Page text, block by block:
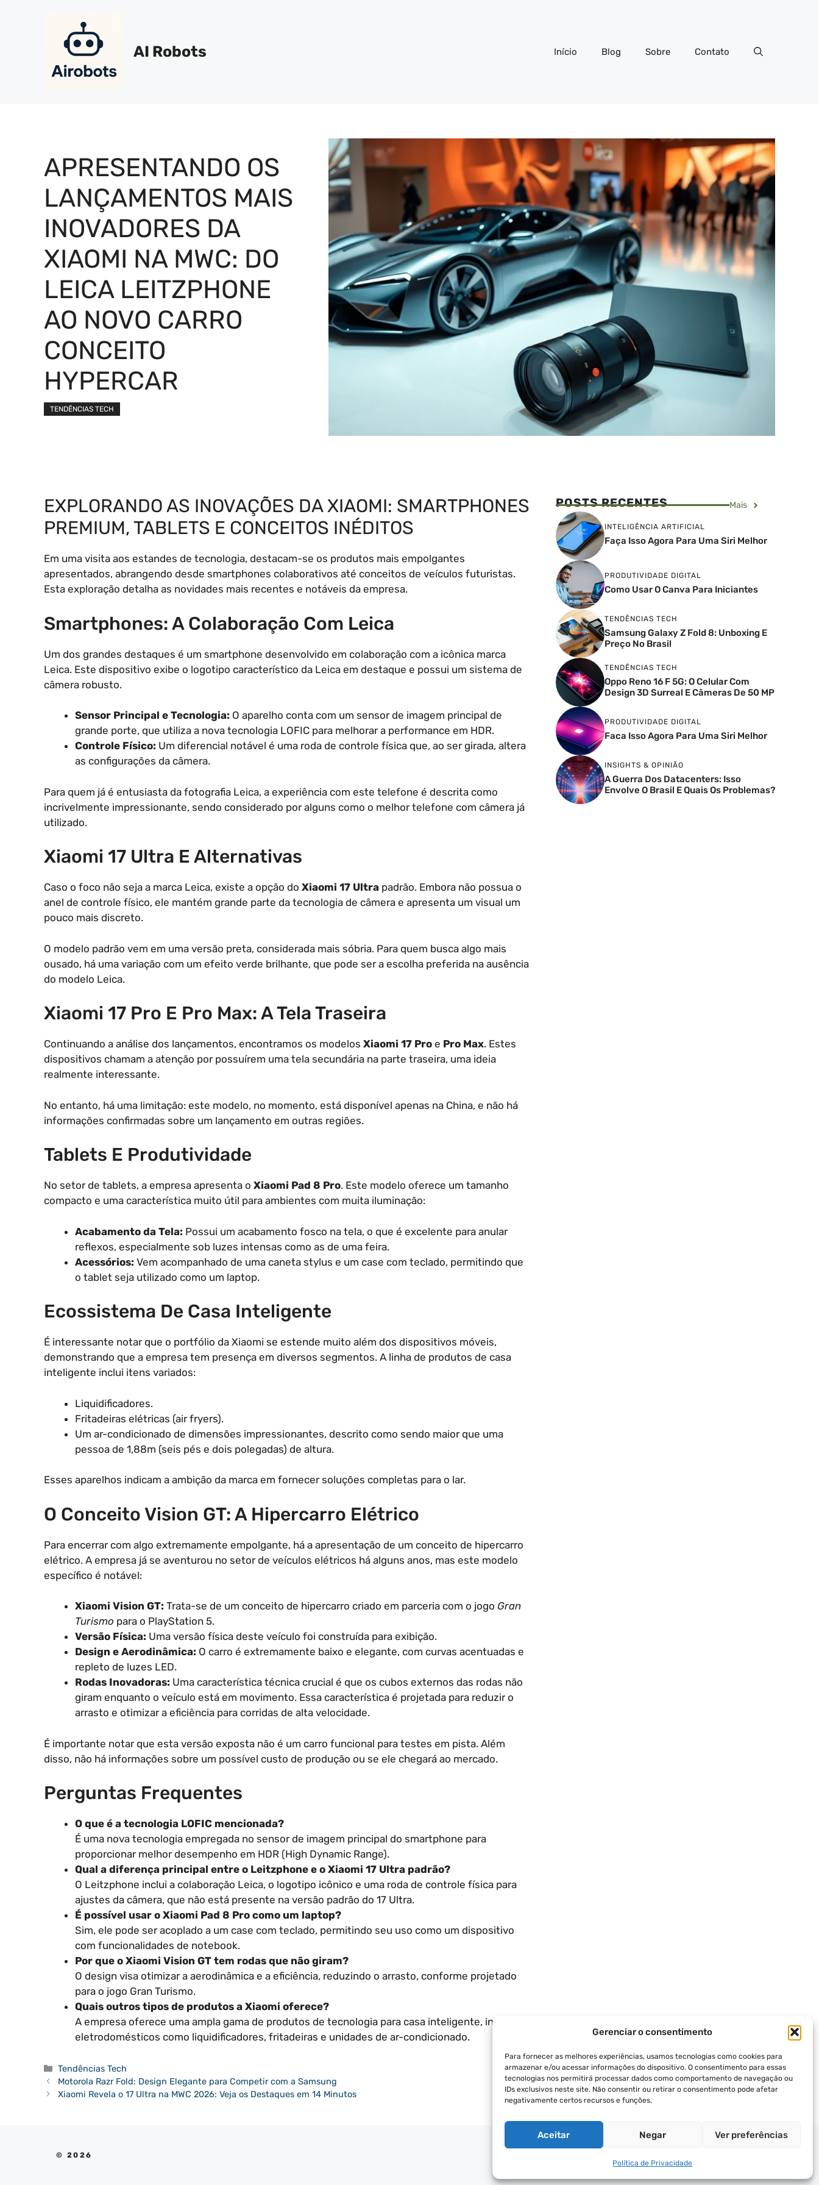
Gerenciar o consentimento
Para fornecer as melhores experiências, usamos tecnologias como cookies para
armazenar e/ou acessar informações do dispositivo. O consentimento para essas
tecnologias nos permitirá processar dados como comportamento de navegação ou
IDs exclusivos neste site. Não consentir ou retirar o consentimento pode afetar
negativamente certos recursos e funções.
Aceitar Negar Ver preferências
Política de Privacidade
AI Robots Início Blog Sobre Contato
APRESENTANDO OS
LANÇAMENTOS MAIS
INOVADORES DA
XIAOMI NA MWC: DO
LEICA LEITZPHONE
AO NOVO CARRO
CONCEITO
HYPERCAR
TENDÊNCIAS TECH
EXPLORANDO AS INOVAÇÕES DA XIAOMI: SMARTPHONES
PREMIUM, TABLETS E CONCEITOS INÉDITOS
Em uma visita aos estandes de tecnologia, destacam-se os produtos mais empolgantes
apresentados, abrangendo desde smartphones colaborativos até conceitos de veículos futuristas.
Esta exploração detalha as novidades mais recentes e notáveis da empresa.
Smartphones: A Colaboração Com Leica
Um dos grandes destaques é um smartphone desenvolvido em colaboração com a icônica marca
Leica. Este dispositivo exibe o logotipo característico da Leica em destaque e possui um sistema de
câmera robusto.
Sensor Principal e Tecnologia: O aparelho conta com um sensor de imagem principal de
grande porte, que utiliza a nova tecnologia LOFIC para melhorar a performance em HDR.
Controle Físico: Um diferencial notável é uma roda de controle física que, ao ser girada, altera
as configurações da câmera.
Para quem já é entusiasta da fotografia Leica, a experiência com este telefone é descrita como
incrivelmente impressionante, sendo considerado por alguns como o melhor telefone com câmera já
utilizado.
Xiaomi 17 Ultra E Alternativas
Caso o foco não seja a marca Leica, existe a opção do Xiaomi 17 Ultra padrão. Embora não possua o
anel de controle físico, ele mantém grande parte da tecnologia de câmera e apresenta um visual um
pouco mais discreto.
O modelo padrão vem em uma versão preta, considerada mais sóbria. Para quem busca algo mais
ousado, há uma variação com um efeito verde brilhante, que pode ser a escolha preferida na ausência
do modelo Leica.
Xiaomi 17 Pro E Pro Max: A Tela Traseira
Continuando a análise dos lançamentos, encontramos os modelos Xiaomi 17 Pro e Pro Max. Estes
dispositivos chamam a atenção por possuírem uma tela secundária na parte traseira, uma ideia
realmente interessante.
No entanto, há uma limitação: este modelo, no momento, está disponível apenas na China, e não há
informações confirmadas sobre um lançamento em outras regiões.
Tablets E Produtividade
No setor de tablets, a empresa apresenta o Xiaomi Pad 8 Pro. Este modelo oferece um tamanho
compacto e uma característica muito útil para ambientes com muita iluminação:
Acabamento da Tela: Possui um acabamento fosco na tela, o que é excelente para anular
reflexos, especialmente sob luzes intensas como as de uma feira.
Acessórios: Vem acompanhado de uma caneta stylus e um case com teclado, permitindo que
o tablet seja utilizado como um laptop.
Ecossistema De Casa Inteligente
É interessante notar que o portfólio da Xiaomi se estende muito além dos dispositivos móveis,
demonstrando que a empresa tem presença em diversos segmentos. A linha de produtos de casa
inteligente inclui itens variados:
Liquidificadores.
Fritadeiras elétricas (air fryers).
Um ar-condicionado de dimensões impressionantes, descrito como sendo maior que uma
pessoa de 1,88m (seis pés e dois polegadas) de altura.
Esses aparelhos indicam a ambição da marca em fornecer soluções completas para o lar.
O Conceito Vision GT: A Hipercarro Elétrico
Para encerrar com algo extremamente empolgante, há a apresentação de um conceito de hipercarro
elétrico. A empresa já se aventurou no setor de veículos elétricos há alguns anos, mas este modelo
específico é notável:
Xiaomi Vision GT: Trata-se de um conceito de hipercarro criado em parceria com o jogo Gran
Turismo para o PlayStation 5.
Versão Física: Uma versão física deste veículo foi construída para exibição.
Design e Aerodinâmica: O carro é extremamente baixo e elegante, com curvas acentuadas e
repleto de luzes LED.
Rodas Inovadoras: Uma característica técnica crucial é que os cubos externos das rodas não
giram enquanto o veículo está em movimento. Essa característica é projetada para reduzir o
arrasto e otimizar a eficiência para corridas de alta velocidade.
É importante notar que esta versão exposta não é um carro funcional para testes em pista. Além
disso, não há informações sobre um possível custo de produção ou se ele chegará ao mercado.
Perguntas Frequentes
O que é a tecnologia LOFIC mencionada?
É uma nova tecnologia empregada no sensor de imagem principal do smartphone para
proporcionar melhor desempenho em HDR (High Dynamic Range).
Qual a diferença principal entre o Leitzphone e o Xiaomi 17 Ultra padrão?
O Leitzphone inclui a colaboração Leica, o logotipo icônico e uma roda de controle física para
ajustes da câmera, que não está presente na versão padrão do 17 Ultra.
É possível usar o Xiaomi Pad 8 Pro como um laptop?
Sim, ele pode ser acoplado a um case com teclado, permitindo seu uso como um dispositivo
com funcionalidades de notebook.
Por que o Xiaomi Vision GT tem rodas que não giram?
O design visa otimizar a aerodinâmica e a eficiência, reduzindo o arrasto, conforme projetado
para o jogo Gran Turismo.
Quais outros tipos de produtos a Xiaomi oferece?
A empresa oferece uma ampla gama de produtos de tecnologia para casa inteligente, incluindo
eletrodomésticos como liquidificadores, fritadeiras e unidades de ar-condicionado.
Categorias
Tendências Tech
Motorola Razr Fold: Design Elegante para Competir com a Samsung
Xiaomi Revela o 17 Ultra na MWC 2026: Veja os Destaques em 14 Minutos
POSTS RECENTES Mais
INTELIGÊNCIA ARTIFICIAL
Faça Isso Agora Para Uma Siri Melhor
PRODUTIVIDADE DIGITAL
Como Usar O Canva Para Iniciantes
TENDÊNCIAS TECH
Samsung Galaxy Z Fold 8: Unboxing E
Preço No Brasil
TENDÊNCIAS TECH
Oppo Reno 16 F 5G: O Celular Com
Design 3D Surreal E Câmeras De 50 MP
PRODUTIVIDADE DIGITAL
Faca Isso Agora Para Uma Siri Melhor
INSIGHTS & OPINIÃO
A Guerra Dos Datacenters: Isso
Envolve O Brasil E Quais Os Problemas?
© 2026